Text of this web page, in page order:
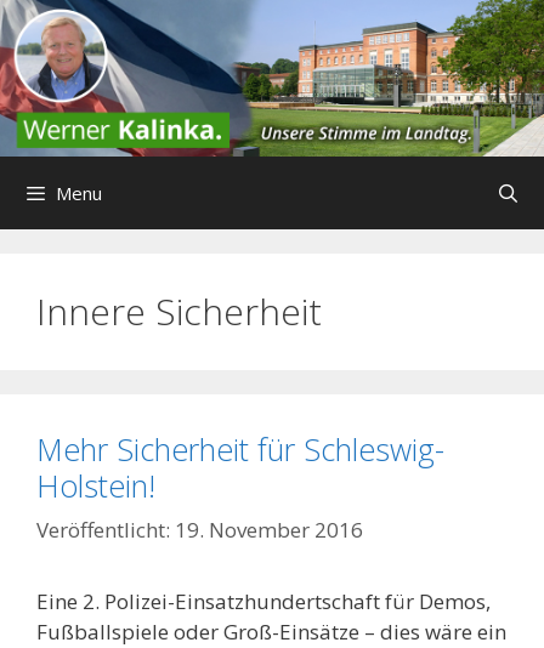
Zum
Inhalt
springen
Menu
Innere Sicherheit
Mehr Sicherheit für Schleswig-
Holstein!
19. November 2016
Eine 2. Polizei-Einsatzhundertschaft für Demos,
Fußballspiele oder Groß-Einsätze – dies wäre ein